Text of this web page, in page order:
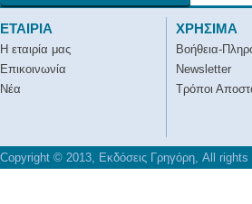
ΕΤΑΙΡΙΑ
Η εταιρία μας
Επικοινωνία
Νέα
ΧΡΗΣΙΜΑ
Βοήθεια-
Newsletter
Τρόποι
Copyright © 2013, Εκδόσεις Γρηγόρη, All rights